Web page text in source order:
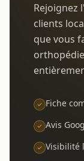
Rejoignez
clients
que vous
Fiche
Avis
Visibilité